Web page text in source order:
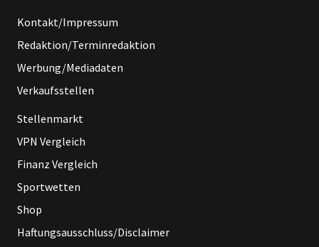
Kontakt/Impressum
Redaktion/Terminredaktion
Werbung/Mediadaten
Verkaufsstellen
Stellenmarkt
VPN Vergleich
Finanz Vergleich
Sportwetten
Shop
Haftungsausschluss/Disclaimer